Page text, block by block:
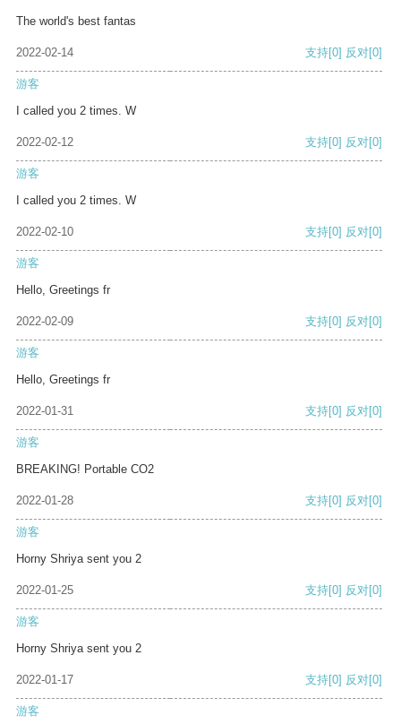
The world's best fantas
2022-02-14 支持[0] 反对[0]
游客
I called you 2 times. W
2022-02-12 支持[0] 反对[0]
游客
I called you 2 times. W
2022-02-10 支持[0] 反对[0]
游客
Hello, Greetings fr
2022-02-09 支持[0] 反对[0]
游客
Hello, Greetings fr
2022-01-31 支持[0] 反对[0]
游客
BREAKING! Portable CO2
2022-01-28 支持[0] 反对[0]
游客
Horny Shriya sent you 2
2022-01-25 支持[0] 反对[0]
游客
Horny Shriya sent you 2
2022-01-17 支持[0] 反对[0]
游客